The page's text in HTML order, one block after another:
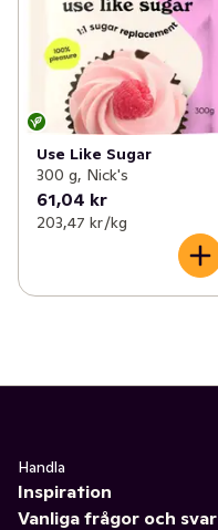
Use Like Sugar
300 g, Nick's
61,04 kr
203,47 kr /kg
Handla
Inspiration
Vanliga frågor och svar